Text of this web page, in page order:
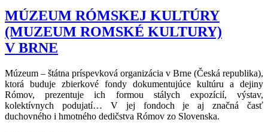
MÚZEUM RÓMSKEJ KULTÚRY
(MUZEUM ROMSKÉ KULTURY)
V BRNE
Múzeum – štátna príspevková organizácia v Brne (Česká republika),
ktorá buduje zbierkové fondy dokumentujúce kultúru a dejiny
Rómov, prezentuje ich formou stálych expozícií, výstav,
kolektívnych podujatí… V jej fondoch je aj značná časť
duchovného i hmotného dedičstva Rómov zo Slovenska.